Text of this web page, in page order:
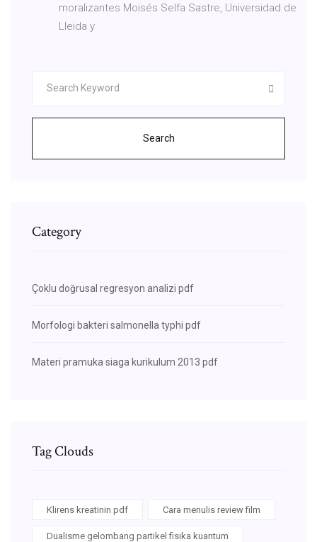
moralizantes Moisés Selfa Sastre, Universidad de
Lleida y
Search
Category
Çoklu doğrusal regresyon analizi pdf
Morfologi bakteri salmonella typhi pdf
Materi pramuka siaga kurikulum 2013 pdf
Tag Clouds
Klirens kreatinin pdf Cara menulis review film
Dualisme gelombang partikel fisika kuantum